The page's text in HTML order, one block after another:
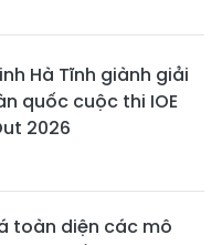
Hà Tĩnh giành giải
quốc cuộc thi IOE
2026
toàn diện các mô